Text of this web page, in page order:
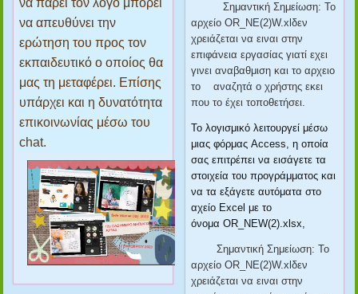
να πάρει τον λόγο μπορεί
να απευθύνει την
ερώτηση του προς τον
εκπαιδευτικό ο οποίος θα
μας τη μεταφέρει. Επίσης
υπάρχει και η δυνατότητα
επικοινωνίας μέσω του
chat.
Σημαντική Σημείωση: Το
αρχείο OR_NE(2)W.xlδεν
χρειάζεται να ειναι στην
επιφάνεια εργασίας γιατί εχει
γινει αναβαθμιση και το αρχειο
το αναζητά ο χρήστης εκει
που το έχει τοποθετήσει.
Το λογισμικό λειτουργεί μέσω
μιας φόρμας Access, η οποία
σας επιτρέπει να εισάγετε τα
στοιχεία του προγράμματος και
να τα εξάγετε αυτόματα στο
αχείο Excel με το
όνομα OR_NEW(2).xlsx,
Σημαντική Σημείωση: Το
αρχείο OR_NE(2)W.xlδεν
χρειάζεται να ειναι στην